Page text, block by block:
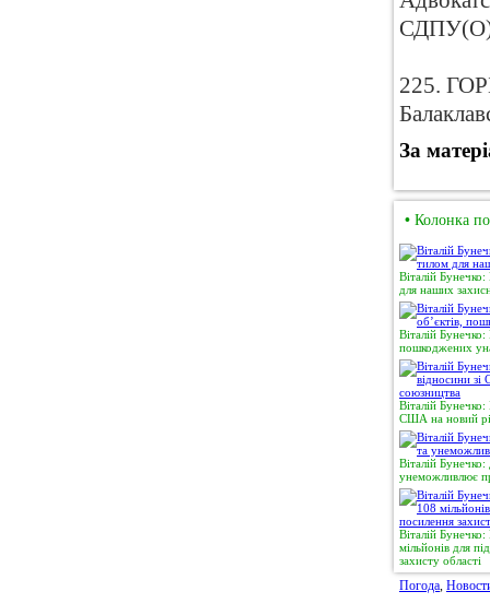
225.
За
• Колонка
Віталій
для наших
Віталій
пошкоджених
Віталій
США на новий
Віталій
унеможливлює
Віталій
мільйонів для
захисту області
Погода,